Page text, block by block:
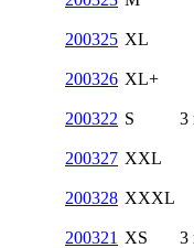
200325 XL
200326 XL+
200322 S 3
200327 XXL
200328 XXXL
200321 XS 3